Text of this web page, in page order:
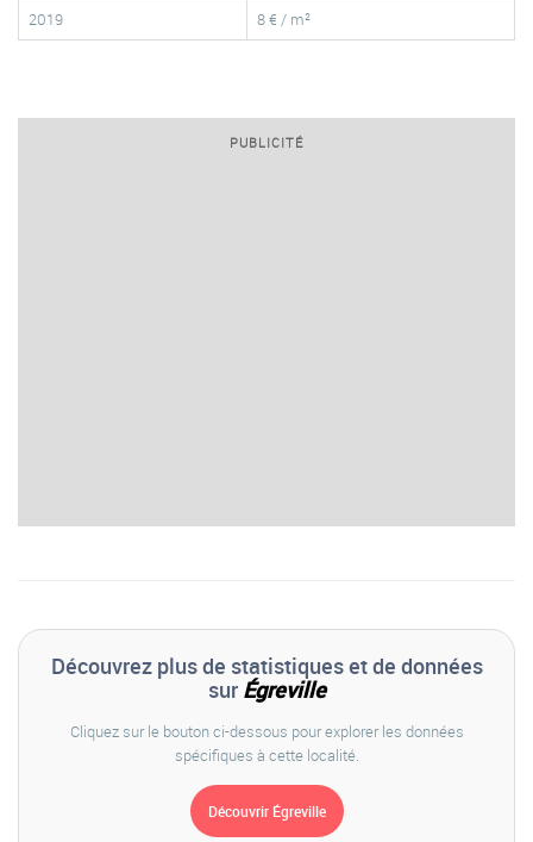
2019
8 € / m²
PUBLICITÉ
Découvrez plus de statistiques et de données
sur Égreville
Cliquez sur le bouton ci-dessous pour explorer les données
spécifiques à cette localité.